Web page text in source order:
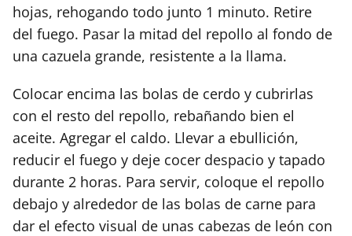
hojas, rehogando todo junto 1 minuto. Retire
del fuego. Pasar la mitad del repollo al fondo de
una cazuela grande, resistente a la llama.
Colocar encima las bolas de cerdo y cubrirlas
con el resto del repollo, rebañando bien el
aceite. Agregar el caldo. Llevar a ebullición,
reducir el fuego y deje cocer despacio y tapado
durante 2 horas. Para servir, coloque el repollo
debajo y alrededor de las bolas de carne para
dar el efecto visual de unas cabezas de león con